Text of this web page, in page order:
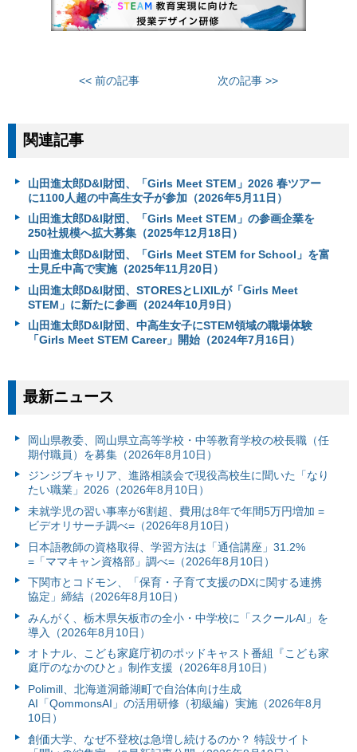
<< 前の記事 次の記事 >>
関連記事
山田進太郎D&I財団、「Girls Meet STEM」2026 春ツアー
に1100人超の中高生女子が参加（2026年5月11日）
山田進太郎D&I財団、「Girls Meet STEM」の参画企業を
250社規模へ拡大募集（2025年12月18日）
山田進太郎D&I財団、「Girls Meet STEM for School」を富
士見丘中高で実施（2025年11月20日）
山田進太郎D&I財団、STORESとLIXILが「Girls Meet
STEM」に新たに参画（2024年10月9日）
山田進太郎D&I財団、中高生女子にSTEM領域の職場体験
「Girls Meet STEM Career」開始（2024年7月16日）
最新ニュース
岡山県教委、岡山県立高等学校・中等教育学校の校長職（任
期付職員）を募集（2026年8月10日）
ジンジブキャリア、進路相談会で現役高校生に聞いた「なり
たい職業」2026（2026年8月10日）
未就学児の習い事率が6割超、費用は8年で年間5万円増加 =
ビデオリサーチ調べ=（2026年8月10日）
日本語教師の資格取得、学習方法は「通信講座」31.2%
=「ママキャン資格部」調べ=（2026年8月10日）
下関市とコドモン、「保育・子育て支援のDXに関する連携
協定」締結（2026年8月10日）
みんがく、栃木県矢板市の全小・中学校に「スクールAI」を
導入（2026年8月10日）
オトナル、こども家庭庁初のポッドキャスト番組『こども家
庭庁のなかのひと』制作支援（2026年8月10日）
Polimill、北海道洞爺湖町で自治体向け生成
AI「QommonsAI」の活用研修（初級編）実施（2026年8月
10日）
創価大学、なぜ不登校は急増し続けるのか？ 特設サイト